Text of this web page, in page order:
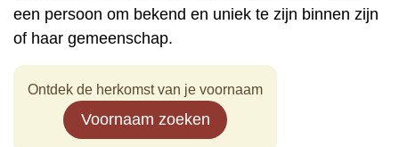
een persoon om bekend en uniek te zijn binnen zijn
of haar gemeenschap.
Ontdek de herkomst van je voornaam
Voornaam zoeken